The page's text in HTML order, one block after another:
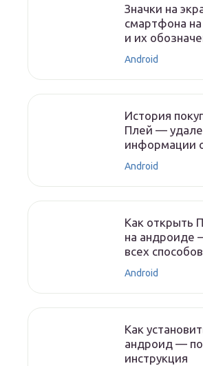
Значки на
смартфона
и их
Android
История
Плей —
информации
Android
Как открыть
на андроиде
всех способов
Android
Как
андроид —
инструкция